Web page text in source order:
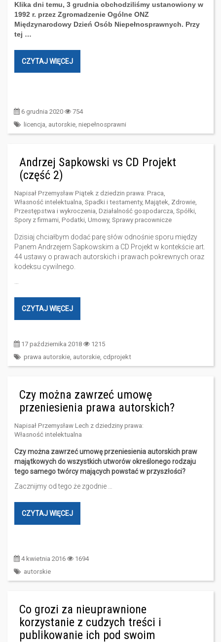
Klika dni temu, 3 grudnia obchodziliśmy ustanowiony w
1992 r. przez Zgromadzenie Ogólne ONZ
Międzynarodowy Dzień Osób Niepełnosprawnych. Przy
tej …
CZYTAJ WIĘCEJ
6 grudnia 2020
754
licencja, autorskie,niepełnosprawni
Andrzej Sapkowski vs CD Projekt
(część 2)
Napisał Przemysław Piątek z dziedzin prawa: Praca,
Własność intelektualna, Spadki i testamenty, Majątek, Zdrowie,
Przestępstwa i wykroczenia, Działalność gospodarcza, Spółki,
Spory z firmami, Podatki, Umowy, Sprawy pracownicze
Dzisiaj chciałbym dodać parę słów odnośnie sporu między
Panem Andrzejem Sapkowskim a CD Projekt w kontekście art.
44 ustawy o prawach autorskich i prawach pokrewnych oraz
kodeksu cywilnego.
CZYTAJ WIĘCEJ
17 października 2018
1215
prawa autorskie, autorskie, cdprojekt
Czy można zawrzeć umowę
przeniesienia prawa autorskich?
Napisał Przemysław Lech z dziedziny prawa:
Własność intelektualna
Czy można zawrzeć umowę przeniesienia autorskich praw
majątkowych do wszystkich utworów określonego rodzaju
tego samego twórcy mających powstać w przyszłości?
Zacznijmy od tego że zgodnie …
CZYTAJ WIĘCEJ
4 kwietnia 2016
1694
autorskie
Co grozi za nieuprawnione
korzystanie z cudzych treści i
publikowanie ich pod swoim